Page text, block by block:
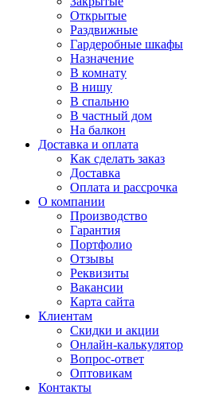
Открытые
Раздвижные
Гардеробные шкафы
Назначение
В комнату
В нишу
В спальню
В частный дом
На балкон
Доставка и оплата
Как сделать заказ
Доставка
Оплата и рассрочка
О компании
Производство
Гарантия
Портфолио
Отзывы
Реквизиты
Вакансии
Карта сайта
Клиентам
Скидки и акции
Онлайн-калькулятор
Вопрос-ответ
Оптовикам
Контакты